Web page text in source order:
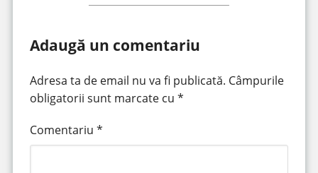
Adaugă un comentariu
Adresa ta de email nu va fi publicată. Câmpurile
obligatorii sunt marcate cu *
Comentariu *